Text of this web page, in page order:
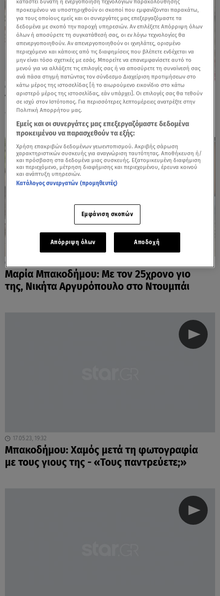
20.03.25, 18:45
Τα παιδιά των επωνύμων που επέλεξαν το
εξωτερικό για τις σπουδές τους!
Μαρία Μπακοδήμου: Με τον 25χρονο γιο
της, Νικήτα Αργυρόπουλο στο Ντουμπάι
17.05.23, 19:32
Μπακοδήμου: Χαμός μετά τη φωτογραφία
με τους γιους της - «Τους παντρεύετε;»
προκειμένου να υποστηριχθούν οι σκοποί που εμφανίζονται παρακάτω,
για τους οποίους εμείς και οι συνεργάτες μας επεξεργαζόμαστε τα
δεδομένα με σκοπό την παροχή υπηρεσιών. Αν επιλέξετε Απόρριψη όλων
όλων ή αποσύρετε τη συγκατάθεσή σας, οι εν λόγω τεχνολογίες θα
απενεργοποιηθούν. Αν απενεργοποιηθούν οι ιχνηλάτες, ορισμένο
περιεχόμενο και κάποιες από τις διαφημίσεις που βλέπετε ενδέχεται να
μην είναι τόσο σχετικές με εσάς. Μπορείτε να επανεμφανίσετε αυτό το
μενού για να αλλάξετε τις επιλογές σας ή να αποσύρετε τη συναίνεσή σας
ανά πάσα στιγμή πατώντας τον σύνδεσμο Διαχείριση προτιμήσεων στο
κάτω μέρος της ιστοσελίδας [ή το αιωρούμενο εικονίδιο στο κάτω
αριστερό μέρος της ιστοσελίδας, εάν υπάρχει]. Οι επιλογές σας θα τεθούν
σε ισχύ στον Ιστότοπος. Για περισσότερες λεπτομέρειες ανατρέξτε στην
Πολιτική Απορρήτου μας.
Εμείς και οι συνεργάτες μας επεξεργαζόμαστε δεδομένα
προκειμένου να παρασχεθούν τα εξής:
Χρήση επακριβών δεδομένων γεωεντοπισμού. Ακριβής σάρωση
χαρακτηριστικών συσκευής για αναγνώριση ταυτότητας. Αποθήκευση ή/
και πρόσβαση στα δεδομένα μιας συσκευής. Εξατομικευμένη διαφήμιση
και περιεχόμενο, μέτρηση διαφήμισης και περιεχομένου, έρευνα κοινού
και ανάπτυξη υπηρεσιών.
Κατάλογος συνεργατών (προμηθευτές)
Εμφάνιση σκοπών
Απόρριψη όλων Αποδοχή